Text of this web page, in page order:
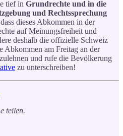
tief in Grundrechte und in die
und Rechtssprechung
dieses Abkommen in der
auf Meinungsfreiheit und
deshalb die offizielle Schweiz
Abkommen am Freitag an der
und rufe die Bevölkerung
zu unterschreiben!
teilen.